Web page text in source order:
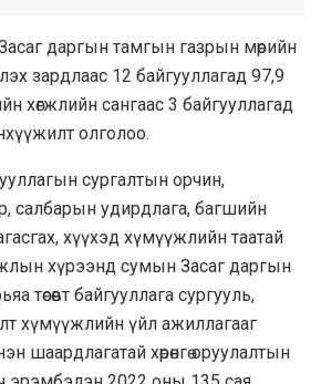
даргын тамгын газрын мөрийн
зардлаас 12 байгууллагад 97,9
хөгжлийн сангаас 3 байгууллагад
олголоо.
сургалтын орчин,
салбарын удирдлага, багшийн
хүүхэд хүмүүжлийн таатай
хүрээнд сумын Засаг даргын
төсөвт байгууллага сургууль,
хүмүүжлийн үйл ажиллагааг
шаардлагатай хөрөнгө оруулалтын